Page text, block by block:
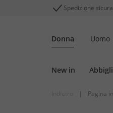
Spedizione
Donna Uomo
New in
| Pagina